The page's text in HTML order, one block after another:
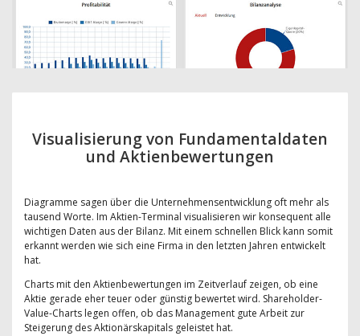
Visualisierung von Fundamentaldaten
und Aktienbewertungen
Diagramme sagen über die Unternehmensentwicklung oft mehr als
tausend Worte. Im Aktien-Terminal visualisieren wir konsequent alle
wichtigen Daten aus der Bilanz. Mit einem schnellen Blick kann somit
erkannt werden wie sich eine Firma in den letzten Jahren entwickelt
hat.
Charts mit den Aktienbewertungen im Zeitverlauf zeigen, ob eine
Aktie gerade eher teuer oder günstig bewertet wird. Shareholder-
Value-Charts legen offen, ob das Management gute Arbeit zur
Steigerung des Aktionärskapitals geleistet hat.